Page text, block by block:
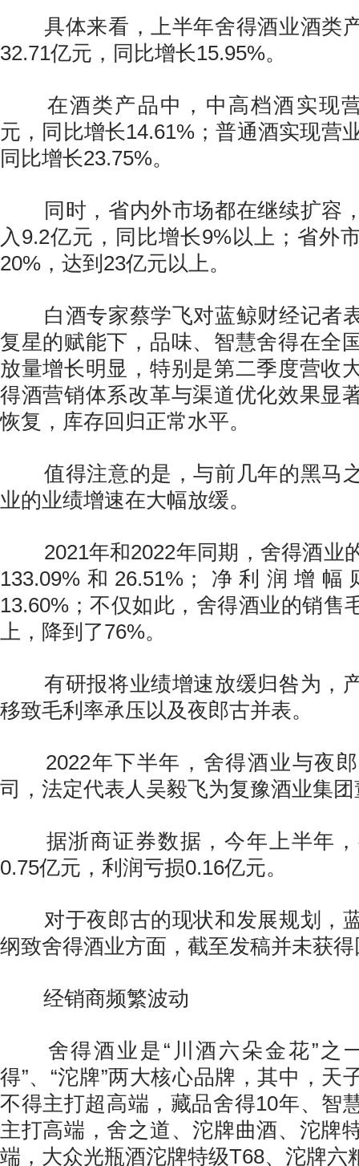
具体来看，上半年舍得酒业酒类
32.71亿元，同比增长15.95%。
在酒类产品中，中高档酒实现营
元，同比增长14.61%；普通酒实现营
同比增长23.75%。
同时，省内外市场都在继续扩容
入9.2亿元，同比增长9%以上；省外
20%，达到23亿元以上。
白酒专家蔡学飞对蓝鲸财经记者
复星的赋能下，品味、智慧舍得在全
放量增长明显，特别是第二季度营收
得酒营销体系改革与渠道优化效果显
恢复，库存回归正常水平。
值得注意的是，与前几年的黑马
业的业绩增速在大幅放缓。
2021年和2022年同期，舍得酒业
133.09%和26.51%；净利润增幅
13.60%；不仅如此，舍得酒业的销售
上，降到了76%。
有研报将业绩增速放缓归咎为，
移致毛利率承压以及夜郎古并表。
2022年下半年，舍得酒业与夜郎
司，法定代表人吴毅飞为复豫酒业集
据浙商证券数据，今年上半年，
0.75亿元，利润亏损0.16亿元。
对于夜郎古的现状和发展规划，
纲致舍得酒业方面，截至发稿并未获
经销商频繁波动
舍得酒业是“川酒六朵金花”之
得”、“沱牌”两大核心品牌，其中，天
不得主打超高端，藏品舍得10年、智
主打高端，舍之道、沱牌曲酒、沱牌
端，大众光瓶酒沱牌特级T68、沱牌六